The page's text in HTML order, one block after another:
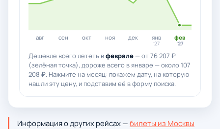
авг сен окт ноя дек янв
’27
фев
’27
Дешевле всего лететь вфеврале — от 76 207 ₽
(зелёная точка), дороже всего в январе — около 107
208 ₽. Нажмите на месяц: покажем дату, на которую
нашли эту цену, и подставим её в форму поиска.
Информация о других рейсах —билеты из Москвы